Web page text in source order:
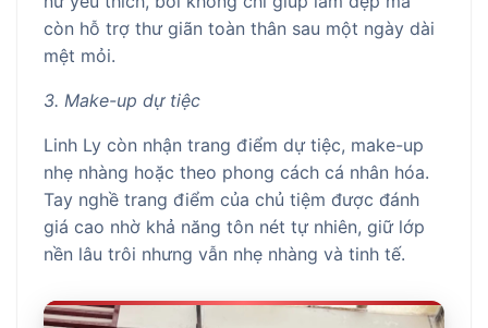
còn hỗ trợ thư giãn toàn thân sau một ngày dài
mệt mỏi.
3. Make-up dự tiệc
Linh Ly còn nhận trang điểm dự tiệc, make-up
nhẹ nhàng hoặc theo phong cách cá nhân hóa.
Tay nghề trang điểm của chủ tiệm được đánh
giá cao nhờ khả năng tôn nét tự nhiên, giữ lớp
nền lâu trôi nhưng vẫn nhẹ nhàng và tinh tế.